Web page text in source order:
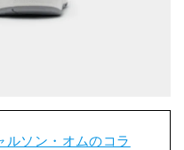
ルソン・オムのコラ